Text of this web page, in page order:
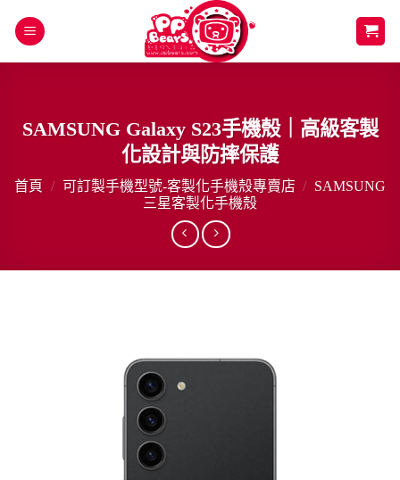
SAMSUNG Galaxy S23手機殼｜高級客製
化設計與防摔保護
首頁 / 可訂製手機型號-客製化手機殼專賣店 / SAMSUNG
三星客製化手機殼